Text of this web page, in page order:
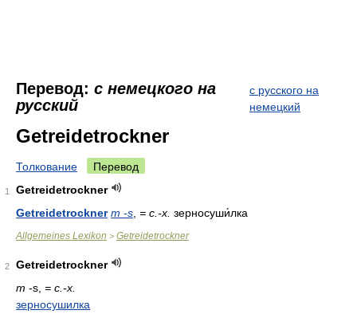
Перевод: с немецкого на
русский
с русского на
немецкий
Getreidetrockner
Толкование Перевод
1
Getreidetrockner
Getreidetrockner m -s = с.-х. зерносуши́лка
Allgemeines Lexikon > Getreidetrockner
2
Getreidetrockner
m -s, = с.-х.
зерносушилка